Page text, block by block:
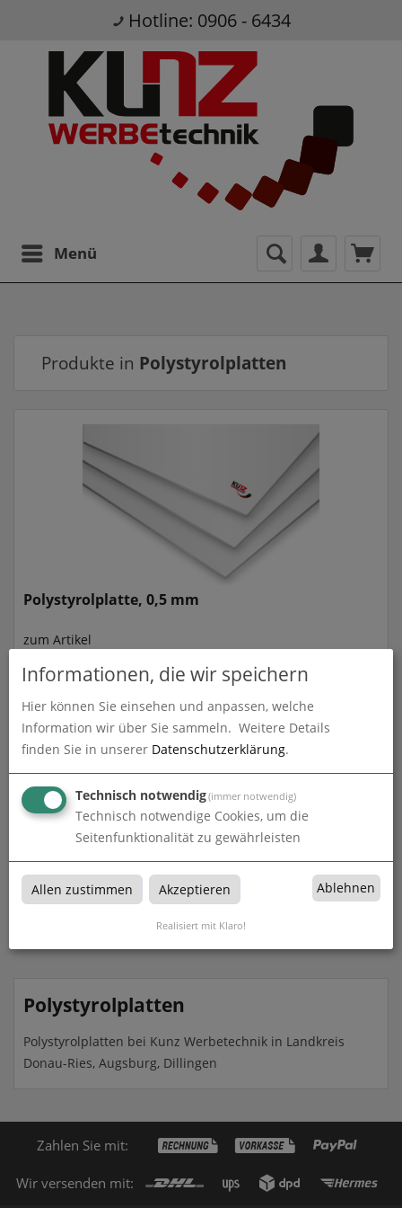
Hotline: 0906 - 6434
Menü
Produkte in Polystyrolplatten
Polystyrolplatte, 0,5 mm
zum Artikel
Polystyrolplatte, 1 mm
zum Artikel
Polystyrolplatten
Polystyrolplatten bei Kunz Werbetechnik in Landkreis
Donau-Ries, Augsburg, Dillingen
Zahlen Sie mit:
Wir versenden mit:
Informationen, die wir speichern
Hier können Sie einsehen und anpassen, welche
Information wir über Sie sammeln. Weitere Details
finden Sie in unserer Datenschutzerklärung.
Technisch notwendig(immer notwendig)
Technisch notwendige Cookies, um die
Seitenfunktionalität zu gewährleisten
Allen zustimmen Akzeptieren Ablehnen
Realisiert mit Klaro!